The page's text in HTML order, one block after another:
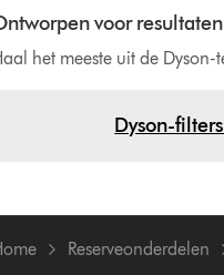
voor resultaten
het meeste uit de
Dyson-
Reserveonderdelen